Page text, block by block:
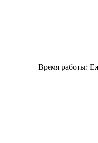
Время работы: